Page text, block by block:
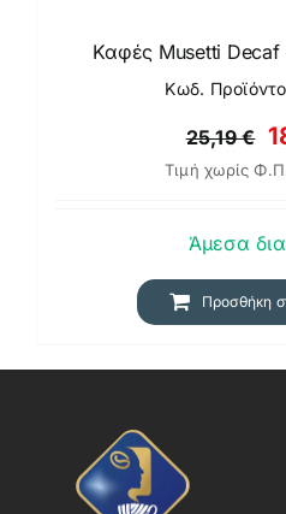
Καφές Musetti Decaf
Κωδ.
25,19€
Τιμή χωρίς
Άμεσα
Προσθήκη